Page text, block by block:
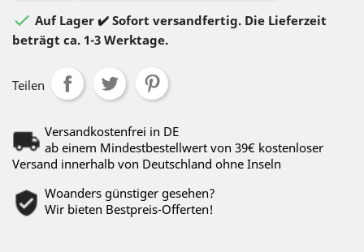
 Auf Lager ✔️ Sofort versandfertig. Die Lieferzeit
beträgt ca. 1-3 Werktage.
Teilen
Versandkostenfrei in DE
ab einem Mindestbestellwert von 39€ kostenloser
Versand innerhalb von Deutschland ohne Inseln
Woanders günstiger gesehen?
Wir bieten Bestpreis-Offerten!